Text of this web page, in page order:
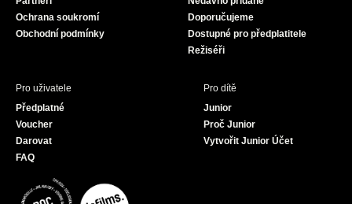
Ochrana soukromí
Obchodní podmínky
Doporučujeme
Dostupné pro předplatitele
Režiséři
Pro uživatele
Předplatné
Voucher
Darovat
FAQ
Pro dítě
Junior
Proč Junior
Vytvořit Junior Účet